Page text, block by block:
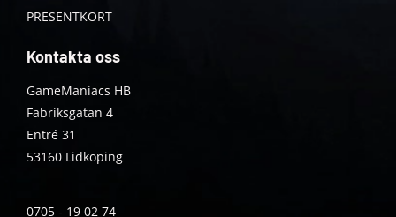
PRESENTKORT
Kontakta oss
GameManiacs HB
Fabriksgatan 4
Entré 31
53160 Lidköping
0705 - 19 02 74